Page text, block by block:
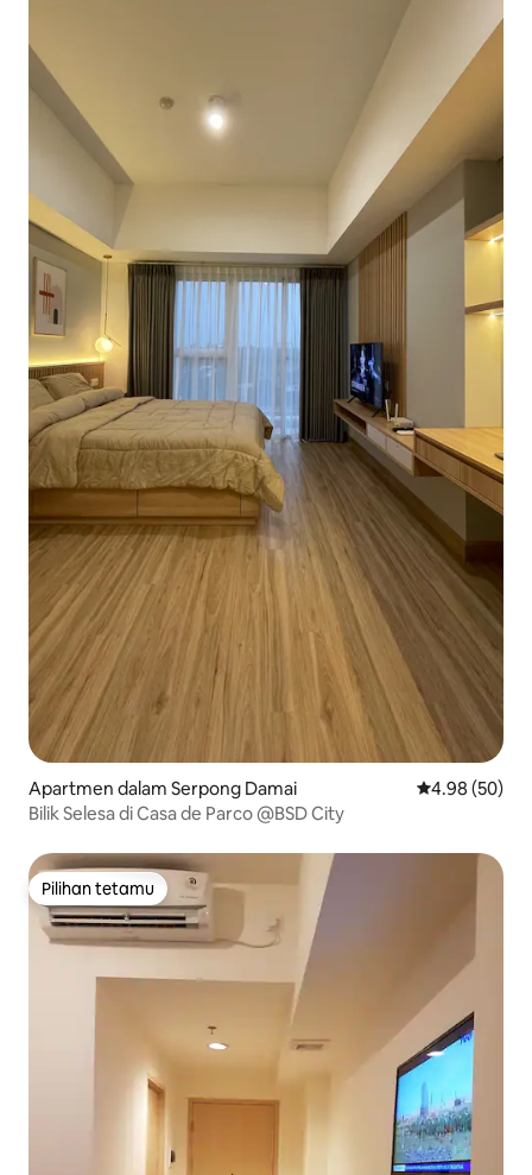
Apartmen dalam Serpong Damai Penarafan
4.98 (50)
Bilik Selesa di Casa de Parco @BSD City
Pilihan tetamu
Pilihan tetamu